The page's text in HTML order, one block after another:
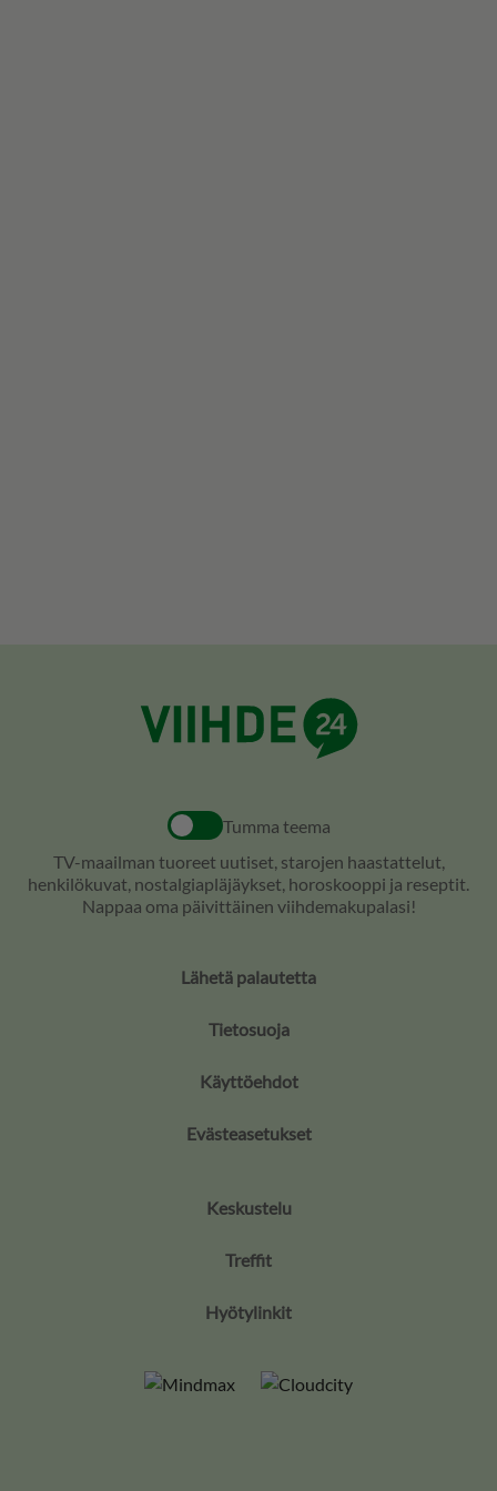
Tumma teema
TV-maailman tuoreet uutiset, starojen haastattelut,
henkilökuvat, nostalgiapläjäykset, horoskooppi ja reseptit.
Nappaa oma päivittäinen viihdemakupalasi!
Lähetä palautetta
Tietosuoja
Käyttöehdot
Evästeasetukset
Keskustelu
Treffit
Hyötylinkit